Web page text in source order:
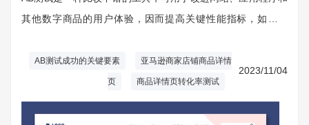
其他数字商品的用户体验，因而提高关键性能指标，如点击
关键要素和不错实践。
AB测试成功的关键要素 亚马逊商家店铺商品详情
页 商品详情页转化率测试
2023/11/04